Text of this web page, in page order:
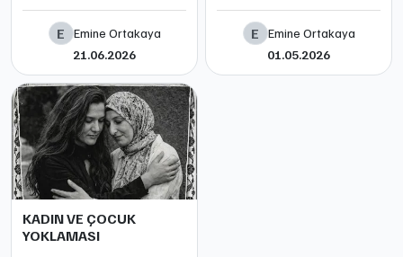
E
Emine Ortakaya
21.06.2026
E
Emine Ortakaya
01.05.2026
KADIN VE ÇOCUK
YOKLAMASI